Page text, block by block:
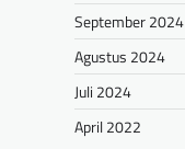
September 2024
Agustus 2024
Juli 2024
April 2022